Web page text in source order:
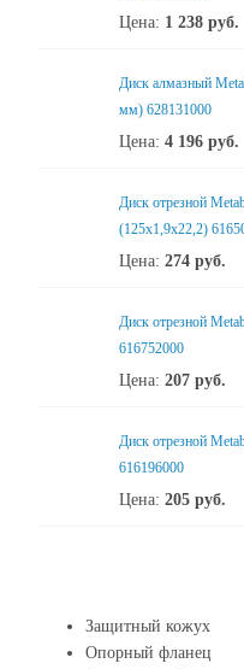
Цена: 1 238 руб.
Диск алмазный
мм) 628131000
Цена: 4 196 руб.
Диск отрезной
(125x1,9x22,2)
Цена: 274 руб.
Диск отрезной
616752000
Цена: 207 руб.
Диск отрезной
616196000
Цена: 205 руб.
Защитный кожух
Опорный фланец